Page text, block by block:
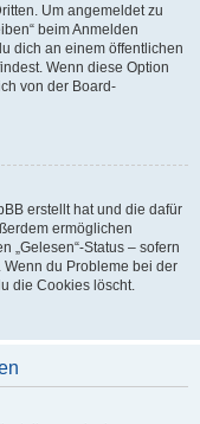
Um angemeldet zu
beim Anmelden
dich an einem öffentlichen
Wenn diese Option
von der Board-
erstellt hat und die dafür
ermöglichen
„Gelesen“-Status – sofern
du Probleme bei der
die Cookies löscht.